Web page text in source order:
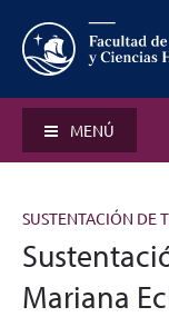
MENÚ
SUSTENTACIÓN DE
Mariana